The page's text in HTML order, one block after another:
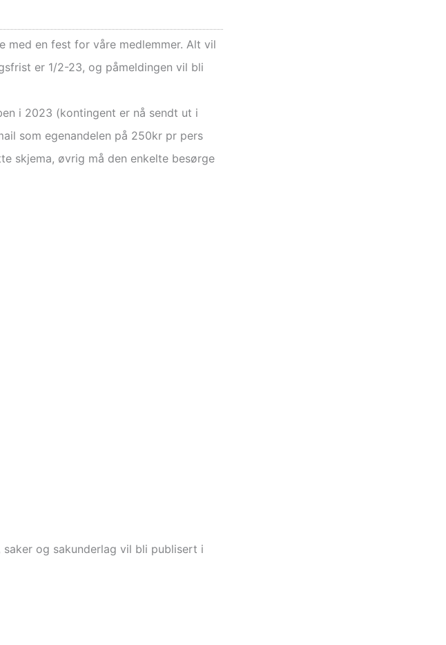
med en fest for våre medlemmer. Alt vil
er 1/2-23, og påmeldingen vil bli
i 2023 (kontingent er nå sendt ut i
som egenandelen på 250kr pr pers
skjema, øvrig må den enkelte besørge
og sakunderlag vil bli publisert i